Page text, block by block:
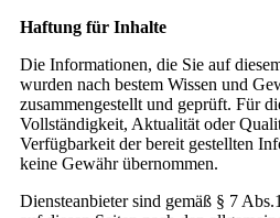
Haftung für Inhalte
Die Informationen, die Sie auf
wurden nach bestem Wissen und
zusammengestellt und geprüft. Für
Vollständigkeit, Aktualität oder
Verfügbarkeit der bereit gestellten
keine Gewähr übernommen.
Diensteanbieter sind gemäß § 7